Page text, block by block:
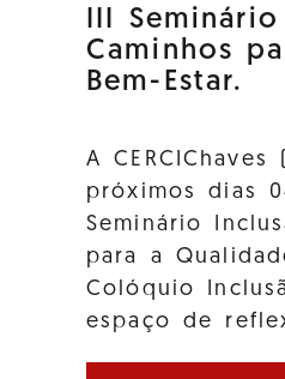
III
Caminhos
Bem-Estar.
A
próximos dias
Seminário
para a
Colóquio
espaço de